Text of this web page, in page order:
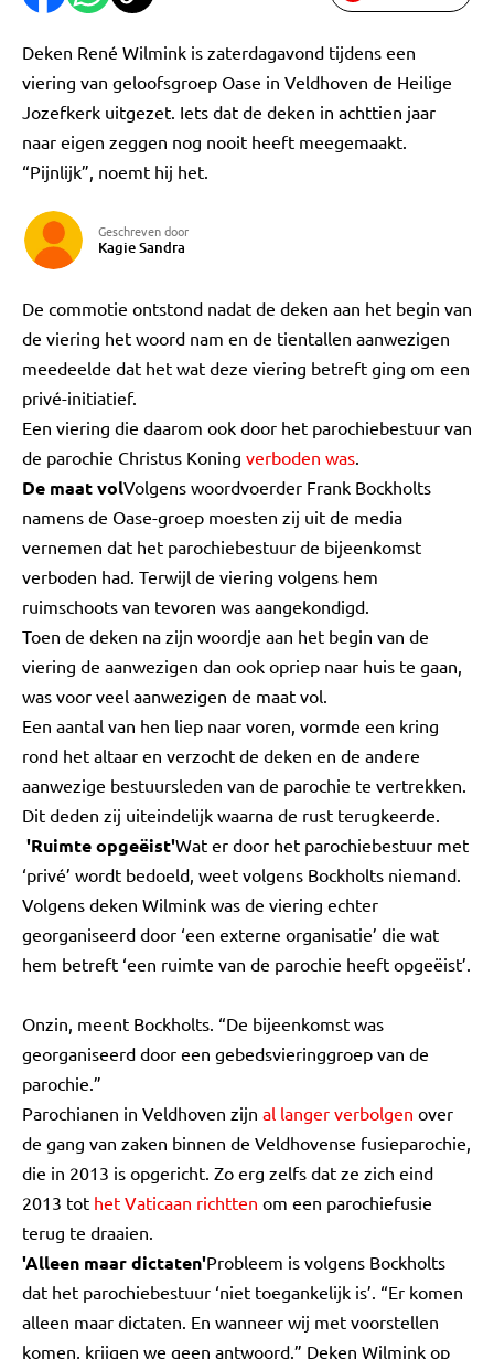
Deken René Wilmink is zaterdagavond tijdens een
viering van geloofsgroep Oase in Veldhoven de Heilige
Jozefkerk uitgezet. Iets dat de deken in achttien jaar
naar eigen zeggen nog nooit heeft meegemaakt.
“Pijnlijk”, noemt hij het.
Geschreven door
Kagie Sandra
De commotie ontstond nadat de deken aan het begin van
de viering het woord nam en de tientallen aanwezigen
meedeelde dat het wat deze viering betreft ging om een
privé-initiatief.
Een viering die daarom ook door het parochiebestuur van
de parochie Christus Koning verboden was.
De maat volVolgens woordvoerder Frank Bockholts
namens de Oase-groep moesten zij uit de media
vernemen dat het parochiebestuur de bijeenkomst
verboden had. Terwijl de viering volgens hem
ruimschoots van tevoren was aangekondigd.
Toen de deken na zijn woordje aan het begin van de
viering de aanwezigen dan ook opriep naar huis te gaan,
was voor veel aanwezigen de maat vol.
Een aantal van hen liep naar voren, vormde een kring
rond het altaar en verzocht de deken en de andere
aanwezige bestuursleden van de parochie te vertrekken.
Dit deden zij uiteindelijk waarna de rust terugkeerde.
'Ruimte opgeëist'Wat er door het parochiebestuur met
‘privé’ wordt bedoeld, weet volgens Bockholts niemand.
Volgens deken Wilmink was de viering echter
georganiseerd door ‘een externe organisatie’ die wat
hem betreft ‘een ruimte van de parochie heeft opgeëist’.
Onzin, meent Bockholts. “De bijeenkomst was
georganiseerd door een gebedsvieringgroep van de
parochie.”
Parochianen in Veldhoven zijn al langer verbolgen over
de gang van zaken binnen de Veldhovense fusieparochie,
die in 2013 is opgericht. Zo erg zelfs dat ze zich eind
2013 tot het Vaticaan richtten om een parochiefusie
terug te draaien.
'Alleen maar dictaten'Probleem is volgens Bockholts
dat het parochiebestuur ‘niet toegankelijk is’. “Er komen
alleen maar dictaten. En wanneer wij met voorstellen
komen, krijgen we geen antwoord.” Deken Wilmink op